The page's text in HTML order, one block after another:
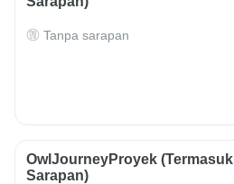
Tanpa sarapan
OwlJourneyProyek (Termasuk
Sarapan)